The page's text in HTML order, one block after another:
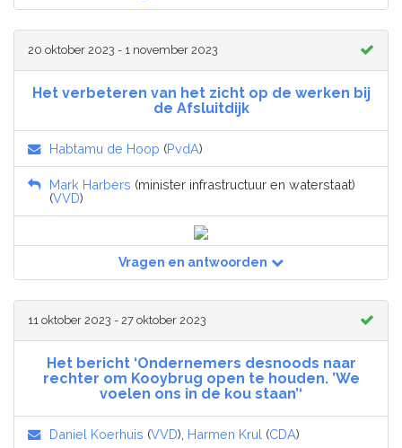
20 oktober 2023 - 1 november 2023
Het verbeteren van het zicht op de werken bij
de Afsluitdijk
Habtamu de Hoop (PvdA)
Mark Harbers (minister infrastructuur en waterstaat)
(VVD)
Vragen en antwoorden
11 oktober 2023 - 27 oktober 2023
Het bericht ‘Ondernemers desnoods naar
rechter om Kooybrug open te houden. ’We
voelen ons in de kou staan’‘
Daniel Koerhuis (VVD), Harmen Krul (CDA)